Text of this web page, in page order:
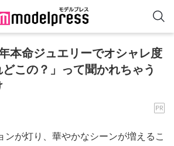
本命ジュエリーでオシャレ度
この？」って聞かれちゃう
ンが灯り、華やかなシーンが増えるこ